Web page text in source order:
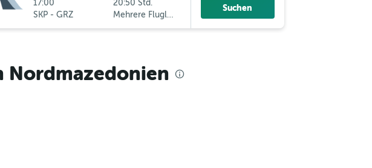
17:00
SKP- GRZ
20:50 Std.
Mehrere Fluglinien
Suchen
Nordmazedonien